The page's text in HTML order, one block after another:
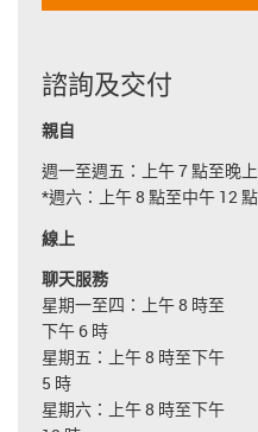
諮詢及交付
親自
週一至週五：上午 7 點至晚
*週六：上午 8 點至中午 12 點
線上
聊天服務
星期一至四：上午 8 時至
下午 6 時
星期五：上午 8 時至下午
5 時
星期六：上午 8 時至下午